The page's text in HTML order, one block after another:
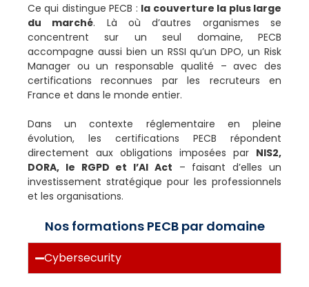
Ce qui distingue PECB : la couverture la plus large
du marché. Là où d’autres organismes se
concentrent sur un seul domaine, PECB
accompagne aussi bien un RSSI qu’un DPO, un Risk
Manager ou un responsable qualité – avec des
certifications reconnues par les recruteurs en
France et dans le monde entier.
Dans un contexte réglementaire en pleine
évolution, les certifications PECB répondent
directement aux obligations imposées par NIS2,
DORA, le RGPD et l’AI Act – faisant d’elles un
investissement stratégique pour les professionnels
et les organisations.
Nos formations PECB par domaine
Cybersecurity